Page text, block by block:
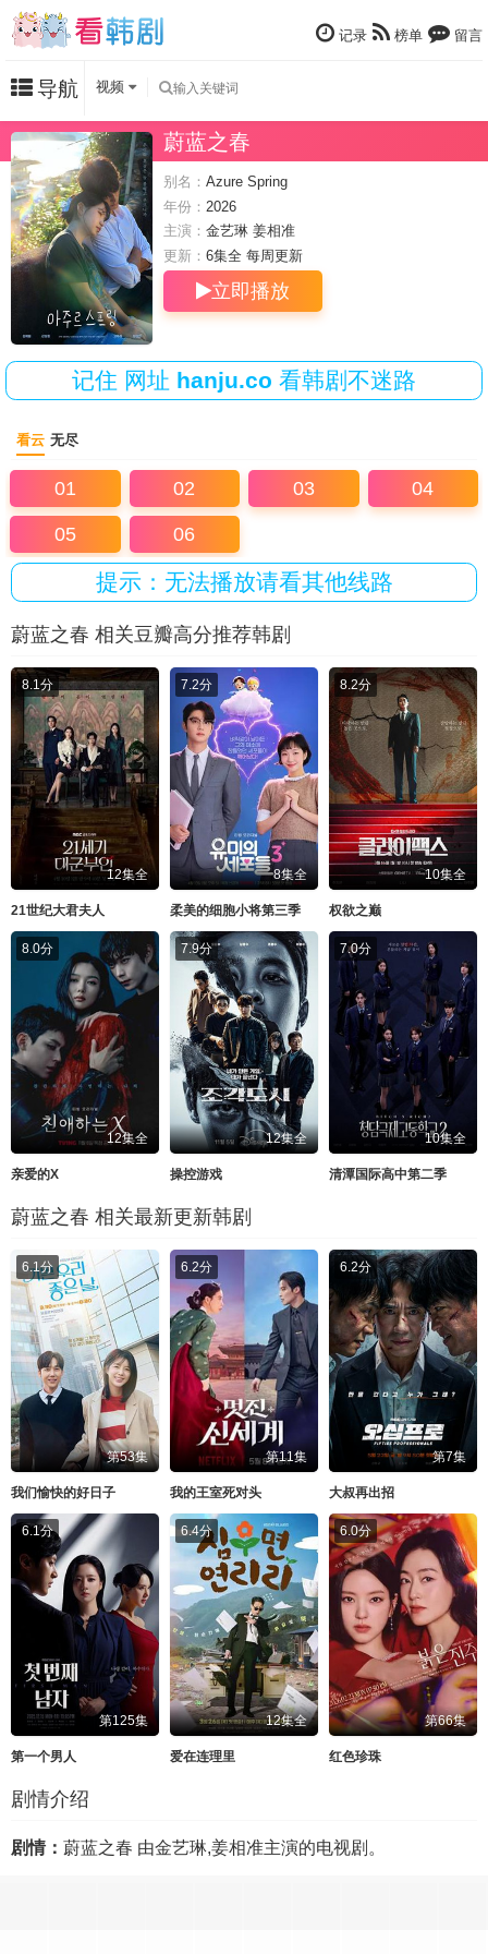
记录 榜单 留言
导航 视频
蔚蓝之春
别名： Azure Spring
年份： 2026
主演： 金艺琳 姜相准
更新： 6集全 每周更新
立即播放
记住 网址 hanju.co 看韩剧不迷路
看云 无尽
01 02 03 04
05 06
提示：无法播放请看其他线路
蔚蓝之春 相关豆瓣高分推荐韩剧
8.1分
12集全
21世纪大君夫人
7.2分
8集全
柔美的细胞小将第三季
8.2分
10集全
权欲之巅
8.0分
12集全
亲爱的X
7.9分
12集全
操控游戏
7.0分
10集全
清潭国际高中第二季
蔚蓝之春 相关最新更新韩剧
6.1分
第53集
我们愉快的好日子
6.2分
第11集
我的王室死对头
6.2分
第7集
大叔再出招
6.1分
第125集
第一个男人
6.4分
12集全
爱在连理里
6.0分
第66集
红色珍珠
剧情介绍
剧情： 蔚蓝之春 由金艺琳,姜相准主演的电视剧。